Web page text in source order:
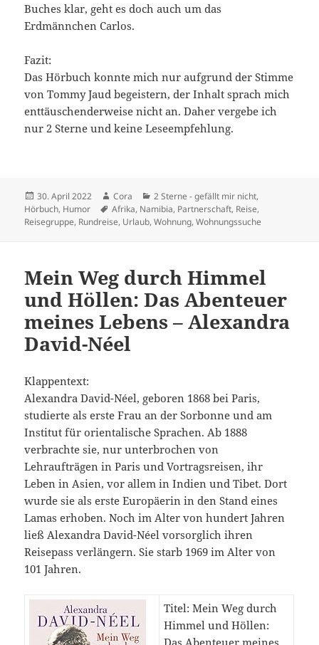
Buches klar, geht es doch auch um das
Erdmännchen Carlos.
Fazit:
Das Hörbuch konnte mich nur aufgrund der Stimme
von Tommy Jaud begeistern, der Inhalt sprach mich
enttäuschenderweise nicht an. Daher vergebe ich
nur 2 Sterne und keine Leseempfehlung.
Veröffentlicht
am
30. April 2022 Autor
Cora Kategorien
2 Sterne - gefällt mir nicht,
Hörbuch, Humor Schlagwörter
Afrika, Namibia, Partnerschaft, Reise,
Reisegruppe, Rundreise, Urlaub,Wohnung,Wohnungssuche
Mein Weg durch Himmel
und Höllen: Das Abenteuer
meines Lebens – Alexandra
David-Néel
Klappentext:
Alexandra David-Néel, geboren 1868 bei Paris,
studierte als erste Frau an der Sorbonne und am
Institut für orientalische Sprachen. Ab 1888
verbrachte sie, nur unterbrochen von
Lehraufträgen in Paris und Vortragsreisen, ihr
Leben in Asien, vor allem in Indien und Tibet. Dort
wurde sie als erste Europäerin in den Stand eines
Lamas erhoben. Noch im Alter von hundert Jahren
ließ Alexandra David-Néel vorsorglich ihren
Reisepass verlängern. Sie starb 1969 im Alter von
101 Jahren.
Titel: Mein Weg durch
Himmel und Höllen:
Das Abenteuer meines